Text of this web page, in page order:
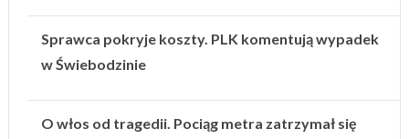
Sprawca pokryje koszty. PLK komentują wypadek
w Świebodzinie
O włos od tragedii. Pociąg metra zatrzymał się